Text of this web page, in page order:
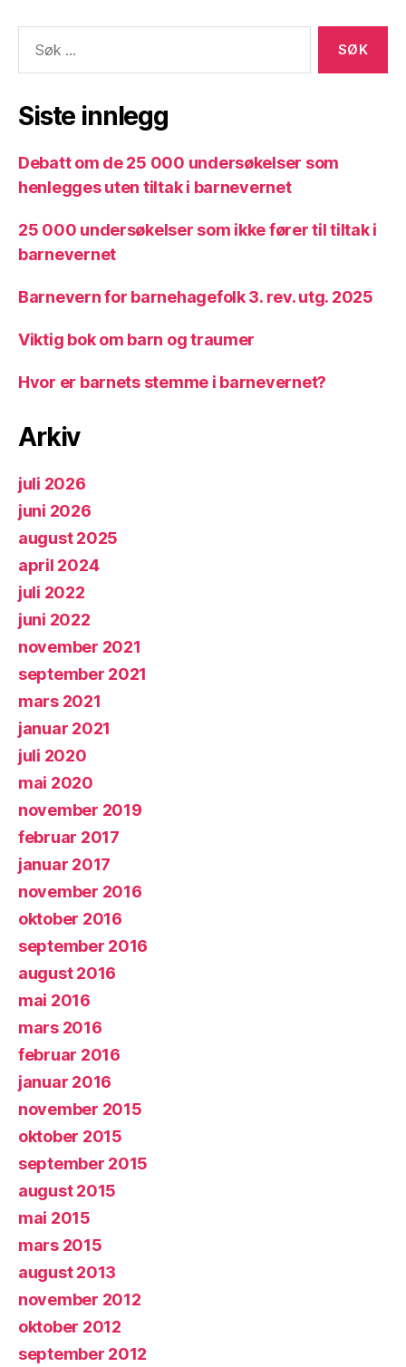
etter:
Siste innlegg
Debatt om de 25 000 undersøkelser som
henlegges uten tiltak i barnevernet
25 000 undersøkelser som ikke fører til tiltak i
barnevernet
Barnevern for barnehagefolk 3. rev. utg. 2025
Viktig bok om barn og traumer
Hvor er barnets stemme i barnevernet?
Arkiv
juli 2026
juni 2026
august 2025
april 2024
juli 2022
juni 2022
november 2021
september 2021
mars 2021
januar 2021
juli 2020
mai 2020
november 2019
februar 2017
januar 2017
november 2016
oktober 2016
september 2016
august 2016
mai 2016
mars 2016
februar 2016
januar 2016
november 2015
oktober 2015
september 2015
august 2015
mai 2015
mars 2015
august 2013
november 2012
oktober 2012
september 2012